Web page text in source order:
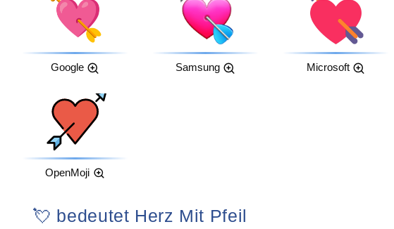
Google Samsung Microsoft
OpenMoji
💘 bedeutet Herz Mit Pfeil